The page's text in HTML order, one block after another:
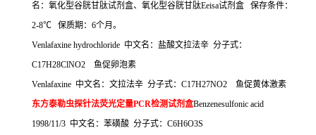
名：氧化型谷胱甘肽试剂盒、氧化型谷胱甘肽Eeisa试剂盒
保存条件：
2-8℃ 保质期： 6个月。
Venlafaxine hydrochloride 中文名：盐酸文拉法辛 分子式：
C17H28ClNO2 鱼促卵泡素
Venlafaxine 中文名：文拉法辛 分子式： C17H27NO2 鱼促黄体激素
东方泰勒虫探针法荧光定量PCR检测试剂盒Benzenesulfonic acid
1998/11/3 中文名：苯磺酸 分子式： C6H6O3S